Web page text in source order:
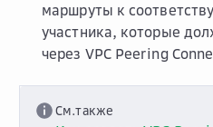
маршруты к
участника, которые
через VPC Peering
См.также